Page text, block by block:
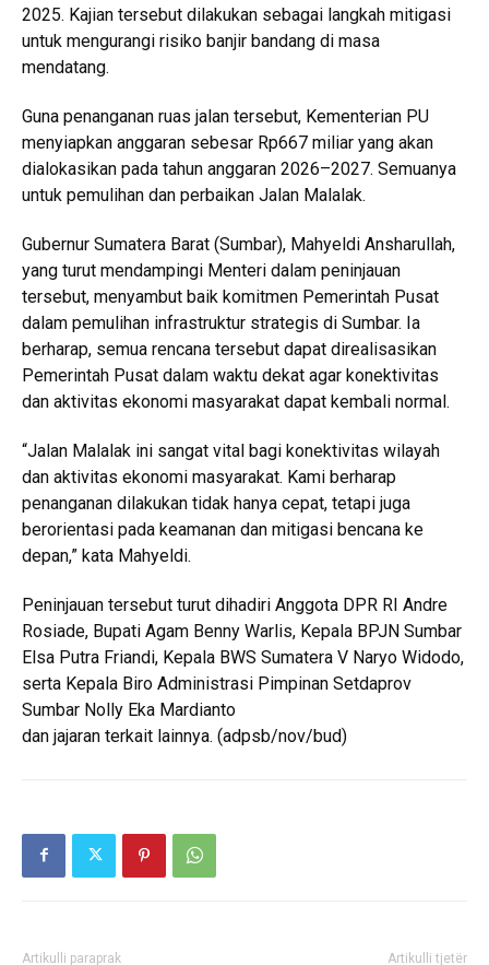
2025. Kajian tersebut dilakukan sebagai langkah mitigasi
untuk mengurangi risiko banjir bandang di masa
mendatang.
Guna penanganan ruas jalan tersebut, Kementerian PU
menyiapkan anggaran sebesar Rp667 miliar yang akan
dialokasikan pada tahun anggaran 2026–2027. Semuanya
untuk pemulihan dan perbaikan Jalan Malalak.
Gubernur Sumatera Barat (Sumbar), Mahyeldi Ansharullah,
yang turut mendampingi Menteri dalam peninjauan
tersebut, menyambut baik komitmen Pemerintah Pusat
dalam pemulihan infrastruktur strategis di Sumbar. Ia
berharap, semua rencana tersebut dapat direalisasikan
Pemerintah Pusat dalam waktu dekat agar konektivitas
dan aktivitas ekonomi masyarakat dapat kembali normal.
“Jalan Malalak ini sangat vital bagi konektivitas wilayah
dan aktivitas ekonomi masyarakat. Kami berharap
penanganan dilakukan tidak hanya cepat, tetapi juga
berorientasi pada keamanan dan mitigasi bencana ke
depan,” kata Mahyeldi.
Peninjauan tersebut turut dihadiri Anggota DPR RI Andre
Rosiade, Bupati Agam Benny Warlis, Kepala BPJN Sumbar
Elsa Putra Friandi, Kepala BWS Sumatera V Naryo Widodo,
serta Kepala Biro Administrasi Pimpinan Setdaprov
Sumbar Nolly Eka Mardianto
dan jajaran terkait lainnya. (adpsb/nov/bud)
Artikulli paraprak Artikulli tjetër